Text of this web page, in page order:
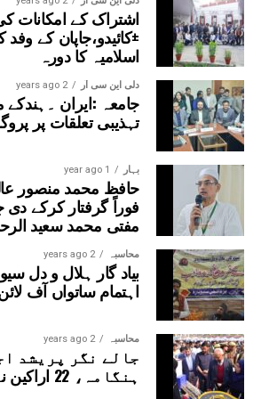
کی۔
اشتراک کے امکانات
±کائیدو،جاپان کے وفد
اسلامیہ کا دورہ
دلی این سی آر 2 years ago
جامعہ :ایران
تہذیبی تعلقات پر
بہار 1 year ago
حافظ محمد منصور
فوراً گرفتار کرکے
مفتی محمد سعید
محاسبہ 2 years ago
بیاد گار ہلال و دل
اہتمام ساتواں آف
محاسبہ 2 years ago
جالے نگر پریشد
ہنگامہ، 22 اراکین نے کیا بائیکاٹ